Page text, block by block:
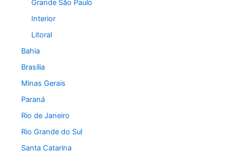
Grande São Paulo
Interior
Litoral
Bahia
Brasília
Minas Gerais
Paraná
Rio de Janeiro
Rio Grande do Sul
Santa Catarina